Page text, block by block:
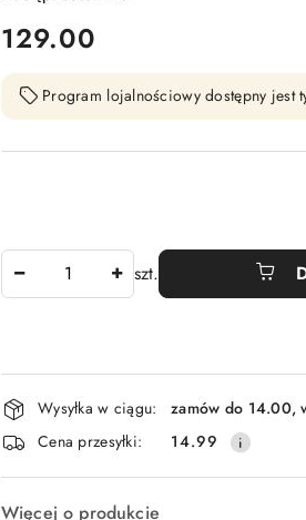
cena:
129.00
Program lojalnościowy dostępny jest
szt.
Dostępność
i
dostawa
Wysyłka w ciągu:
zamów do 14.00,
Cena przesyłki:
14.99
Więcej o produkcie